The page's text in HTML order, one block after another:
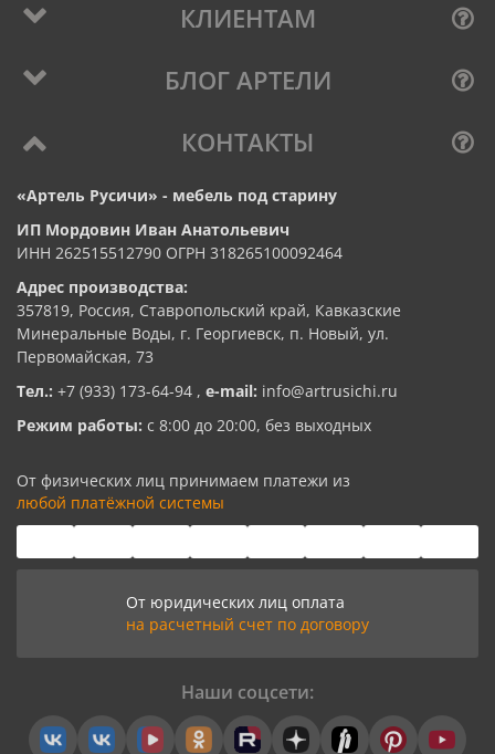
КЛИЕНТАМ
БЛОГ АРТЕЛИ
КОНТАКТЫ
«Артель Русичи» - мебель под старину
ИП Мордовин Иван Анатольевич
ИНН 262515512790 ОГРН 318265100092464
Адрес производства:
357819, Россия, Ставропольский край, Кавказские
Минеральные Воды, г. Георгиевск, п. Новый, ул.
Первомайская, 73
Тел.: +7 (933) 173-64-94 , e-mail: info@artrusichi.ru
Режим работы: с 8:00 до 20:00, без выходных
От физических лиц принимаем платежи из
любой платёжной системы
От юридических лиц оплата
на расчетный счет по договору
Наши соцсети: